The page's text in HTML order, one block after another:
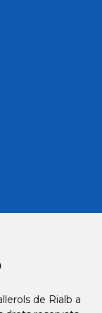
de Rialb a